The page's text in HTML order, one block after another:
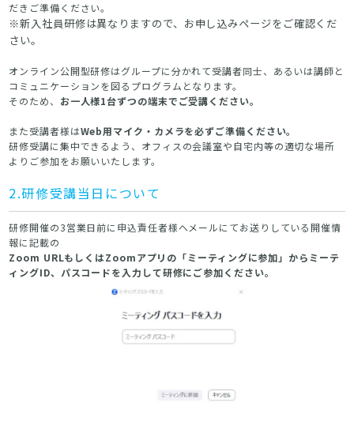
だきご準備ください。
※新入社員研修は異なりますので、お申し込みページをご確認くだ
さい。
オンライン公開型研修はグループに分かれて受講者同士、あるいは講師と
コミュニケーションを図るプログラムとなります。
そのため、 お一人様1台ずつの端末でご受講ください。
また受講者様はWeb用マイク・カメラを必ずご準備ください。
研修受講に集中できるよう、オフィスの会議室や自宅内等の適切な場所
よりご参加をお願いいたします。
2.研修受講当日について
研修開催の3営業日前に申込責任者様へメールにてお送りしている開催情
報に記載の
Zoom URLもしくはZoomアプリの「ミーティングに参加」からミーテ
ィングID、パスコードを入力して研修にご参加ください。